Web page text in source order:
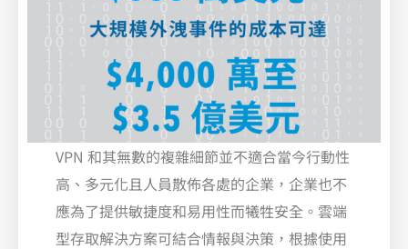
VPN 和其無數的複雜細節並不適合當今行動性
高、多元化且人員散佈各處的企業，企業也不
應為了提供敏捷度和易用性而犧牲安全。雲端
型存取解決方案可結合情報與決策，根據使用